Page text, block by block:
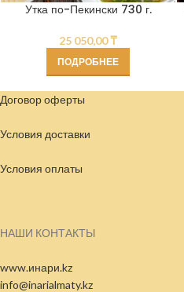
Утка по-Пекински 730 г.
25 050,00₸
ПОДРОБНЕЕ
Договор оферты
Условия доставки
Условия оплаты
НАШИ КОНТАКТЫ
www.инари.kz
info@inarialmaty.kz